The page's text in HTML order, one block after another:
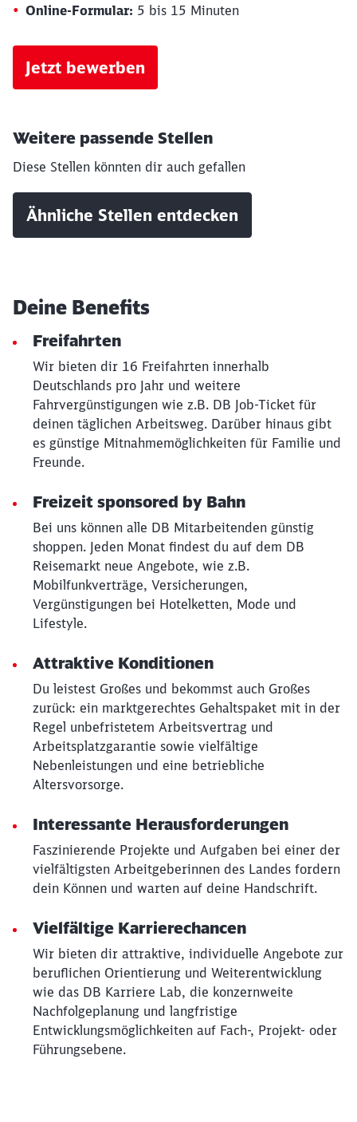
Online-Formular: 5 bis 15 Minuten
Jetzt bewerben
Weitere passende Stellen
Diese Stellen könnten dir auch gefallen
Ähnliche Stellen entdecken
Deine Benefits
Freifahrten
Wir bieten dir 16 Freifahrten innerhalb
Deutschlands pro Jahr und weitere
Fahrvergünstigungen wie z.B. DB Job-Ticket für
deinen täglichen Arbeitsweg. Darüber hinaus gibt
es günstige Mitnahmemöglichkeiten für Familie und
Freunde.
Freizeit sponsored by Bahn
Bei uns können alle DB Mitarbeitenden günstig
shoppen. Jeden Monat findest du auf dem DB
Reisemarkt neue Angebote, wie z.B.
Mobilfunkverträge, Versicherungen,
Vergünstigungen bei Hotelketten, Mode und
Lifestyle.
Attraktive Konditionen
Du leistest Großes und bekommst auch Großes
zurück: ein marktgerechtes Gehaltspaket mit in der
Regel unbefristetem Arbeitsvertrag und
Arbeitsplatzgarantie sowie vielfältige
Nebenleistungen und eine betriebliche
Altersvorsorge.
Interessante Herausforderungen
Faszinierende Projekte und Aufgaben bei einer der
vielfältigsten Arbeitgeberinnen des Landes fordern
dein Können und warten auf deine Handschrift.
Vielfältige Karrierechancen
Wir bieten dir attraktive, individuelle Angebote zur
beruflichen Orientierung und Weiterentwicklung
wie das DB Karriere Lab, die konzernweite
Nachfolgeplanung und langfristige
Entwicklungsmöglichkeiten auf Fach-, Projekt- oder
Führungsebene.
Möchten Sie zuweitergeleitet
Abbrechen